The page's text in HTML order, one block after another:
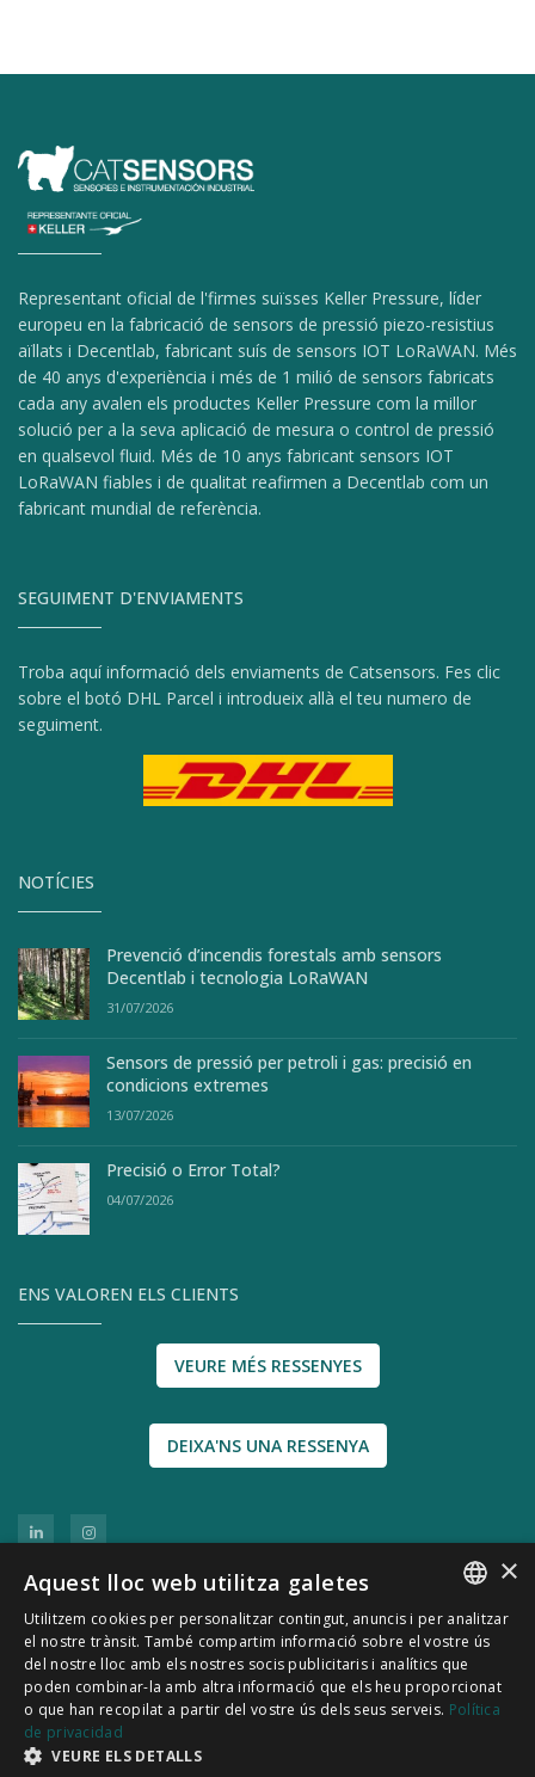
Representant oficial de l'firmes suïsses Keller Pressure, líder
europeu en la fabricació de sensors de pressió piezo-resistius
aïllats i Decentlab, fabricant suís de sensors IOT LoRaWAN. Més
de 40 anys d'experiència i més de 1 milió de sensors fabricats
cada any avalen els productes Keller Pressure com la millor
solució per a la seva aplicació de mesura o control de pressió
en qualsevol fluid. Més de 10 anys fabricant sensors IOT
LoRaWAN fiables i de qualitat reafirmen a Decentlab com un
fabricant mundial de referència.
SEGUIMENT D'ENVIAMENTS
Troba aquí informació dels enviaments de Catsensors. Fes clic
sobre el botó DHL Parcel i introdueix allà el teu numero de
seguiment.
NOTÍCIES
Prevenció d’incendis forestals amb sensors
Decentlab i tecnologia LoRaWAN
31/07/2026
Sensors de pressió per petroli i gas: precisió en
condicions extremes
13/07/2026
Precisió o Error Total?
04/07/2026
ENS VALOREN ELS CLIENTS
VEURE MÉS RESSENYES
DEIXA'NS UNA RESSENYA
© 2011-2026 CATSENSORS - Sensors i instrumentació
industrial
Política de Privacitat |
SPANISH
CATALÀ
×
Aquest lloc web utilitza galetes
Utilitzem cookies per personalitzar contingut, anuncis i per analitzar
el nostre trànsit. També compartim informació sobre el vostre ús
del nostre lloc amb els nostres socis publicitaris i analítics que
poden combinar-la amb altra informació que els heu proporcionat
o que han recopilat a partir del vostre ús dels seus serveis. Política
de privacidad
VEURE ELS DETALLS